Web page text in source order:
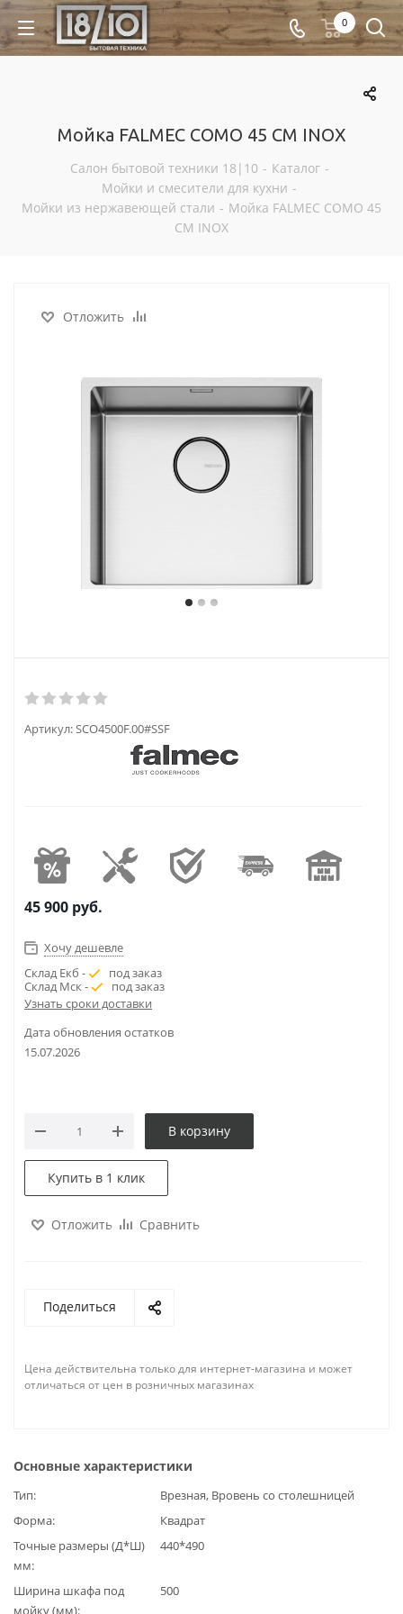
0
Мойка FALMEC COMO 45 CM INOX
Салон бытовой техники 18|10 - Каталог -
Мойки и смесители для кухни -
Мойки из нержавеющей стали - Мойка FALMEC COMO 45
CM INOX
Отложить
Артикул:SCO4500F.00#SSF
45 900 руб.
Хочу дешевле
Склад Екб -
под заказ
Склад Мск -
под заказ
Узнать сроки доставки
Дата обновления остатков
15.07.2026
В корзину
Купить в 1 клик
Отложить Сравнить
Поделиться
Цена действительна только для интернет-магазина и может
отличаться от цен в розничных магазинах
Основные характеристики
Тип
Врезная, Вровень со столешницей
Форма
Квадрат
Точные размеры (Д*Ш)
мм
440*490
Ширина шкафа под
мойку (мм)
500